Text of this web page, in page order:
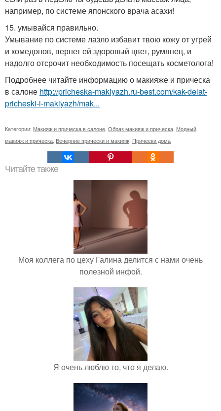
например, по системе японского врача асахи!
15. умывайся правильно.
Умывание по системе лазло избавит твою кожу от угрей
и комедонов, вернет ей здоровый цвет, румянец, и
надолго отсрочит необходимость посещать косметолога!
Подробнее читайте информацию о макияже и прическа
в салоне http://pricheska-makiyazh.ru-best.com/kak-delat-
pricheski-i-makiyazh/mak...
Категории: Макияж и прическа в салоне, Образ макияж и прическа, Модный
макияж и прическа, Вечерние прически и макияж, Прически дома
Читайте также
Моя коллега по цеху Галина делится с нами очень
полезной инфой.
Я очень люблю то, что я делаю.